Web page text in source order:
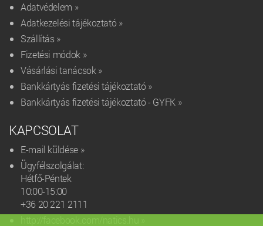
Adatvédelem »
Adatkezelési tájékoztató »
Szállítás »
Fizetési módok »
Vásárlási tanácsok »
Bankkártyás fizetési tájékoztató »
Bankkártyás fizetési tájékoztató - GYFK »
KAPCSOLAT
E-mail küldése »
Ügyfélszolgálat:
Hétfő-Péntek
10:00-15:00
+36 20 221 2111‬
http://facebook.com/natics.hu »